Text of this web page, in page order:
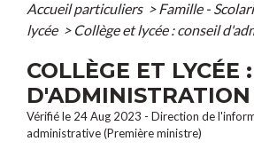
Accueil particuliers > Famille -
lycée > Collège et lycée : conseil
COLLÈGE ET LYCÉE
D'ADMINISTRATION
Vérifié le 24 Aug 2023 - Direction de
administrative (Première ministre)